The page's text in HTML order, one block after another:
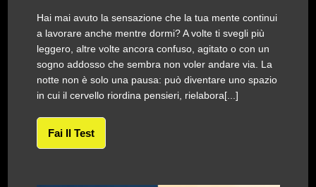
Hai mai avuto la sensazione che la tua mente continui
a lavorare anche mentre dormi? A volte ti svegli più
leggero, altre volte ancora confuso, agitato o con un
sogno addosso che sembra non voler andare via. La
notte non è solo una pausa: può diventare uno spazio
in cui il cervello riordina pensieri, rielabora[...]
Fai Il Test